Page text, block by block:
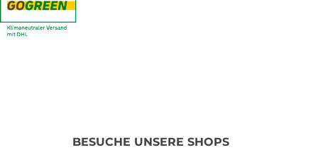
BESUCHE UNSERE SHOPS